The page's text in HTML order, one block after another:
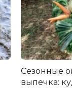
Сезонные
выпечка: